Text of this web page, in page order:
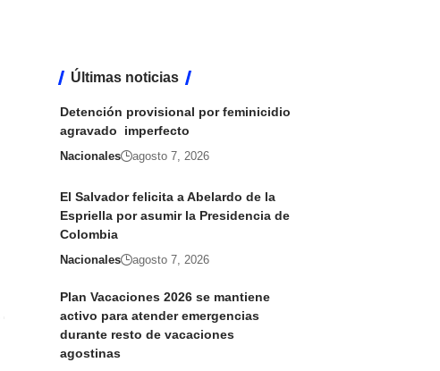
Últimas noticias
Detención provisional por feminicidio
agravado imperfecto
Nacionales agosto 7, 2026
El Salvador felicita a Abelardo de la
Espriella por asumir la Presidencia de
Colombia
Nacionales agosto 7, 2026
Plan Vacaciones 2026 se mantiene
activo para atender emergencias
durante resto de vacaciones
agostinas